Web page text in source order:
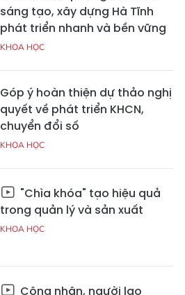
sáng tạo, xây dựng Hà Tĩnh
phát triển nhanh và bền vững
KHOA HỌC
Góp ý hoàn thiện dự thảo nghị
quyết về phát triển KHCN,
chuyển đổi số
KHOA HỌC
"Chìa khóa" tạo hiệu quả
trong quản lý và sản xuất
KHOA HỌC
Công nhân, người lao